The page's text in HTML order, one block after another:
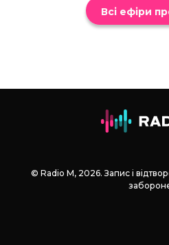
Всі ефіри
© Radio М, 2026. Запис і